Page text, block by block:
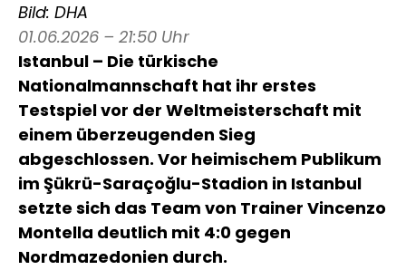
Bild: DHA
01.06.2026 – 21:50 Uhr
Istanbul – Die türkische
Nationalmannschaft hat ihr erstes
Testspiel vor der Weltmeisterschaft mit
einem überzeugenden Sieg
abgeschlossen. Vor heimischem Publikum
im Şükrü-Saraçoğlu-Stadion in Istanbul
setzte sich das Team von Trainer Vincenzo
Montella deutlich mit 4:0 gegen
Nordmazedonien durch.